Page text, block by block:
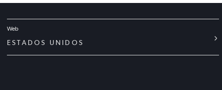
Web
ESTADOS UNIDOS